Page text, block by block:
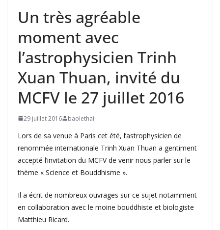
Un très agréable
moment avec
l’astrophysicien Trinh
Xuan Thuan, invité du
MCFV le 27 juillet 2016
29 juillet 2016 baolethai
Lors de sa venue à Paris cet été, l’astrophysicien de
renommée internationale Trinh Xuan Thuan a gentiment
accepté l’invitation du MCFV de venir nous parler sur le
thème « Science et Bouddhisme ».
Il a écrit de nombreux ouvrages sur ce sujet notamment
en collaboration avec le moine bouddhiste et biologiste
Matthieu Ricard.